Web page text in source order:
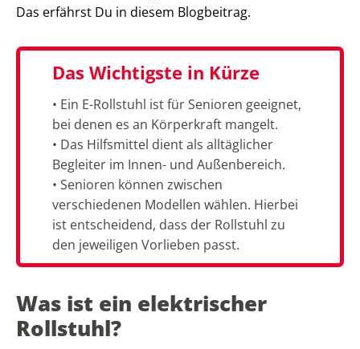
Das erfährst Du in diesem Blogbeitrag.
Das Wichtigste in Kürze
• Ein E-Rollstuhl ist für Senioren geeignet,
bei denen es an Körperkraft mangelt.
• Das Hilfsmittel dient als alltäglicher
Begleiter im Innen- und Außenbereich.
• Senioren können zwischen
verschiedenen Modellen wählen. Hierbei
ist entscheidend, dass der Rollstuhl zu
den jeweiligen Vorlieben passt.
Was ist ein elektrischer
Rollstuhl?